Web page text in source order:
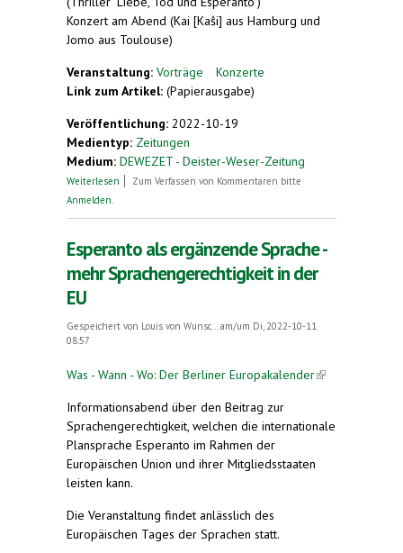
Konzert am Abend (Kai [Kaŝi] aus Hamburg und
Jomo aus Toulouse)
Veranstaltung: Vorträge
Konzerte
Link zum Artikel: (Papierausgabe)
Veröffentlichung: 2022-10-19
Medientyp: Zeitungen
Medium: DEWEZET - Deister-Weser-Zeitung
Weiterlesen über 35 Jahre "Esperanto" in Hameln
Zum Verfassen von Kommentaren bitte
Anmelden
Esperanto als ergänzende Sprache -
mehr Sprachengerechtigkeit in der
EU
Gespeichert von Louis von Wunsc...
am/um Di, 2022-10-11
08:57
Was - Wann - Wo: Der Berliner Europakalender(link is
Informationsabend über den Beitrag zur
Sprachengerechtigkeit, welchen die internationale
Plansprache Esperanto im Rahmen der
Europäischen Union und ihrer Mitgliedsstaaten
leisten kann.
Die Veranstaltung findet anlässlich des
Europäischen Tages der Sprachen statt.